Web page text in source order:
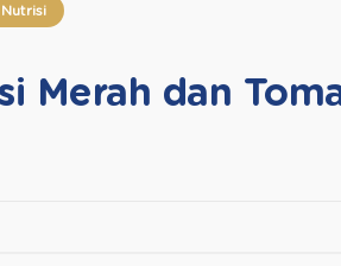
Nutrisi
Merah dan